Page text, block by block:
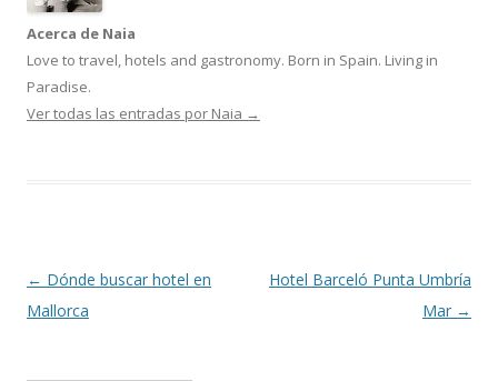
Acerca de Naia
Love to travel, hotels and gastronomy. Born in Spain. Living in
Paradise.
Ver todas las entradas por Naia →
Navegación
de
← Dónde buscar hotel en
Mallorca
Hotel Barceló Punta Umbría
Mar →